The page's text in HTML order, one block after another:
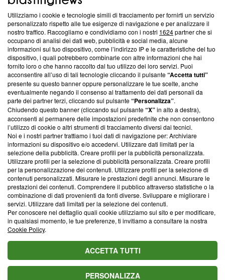
Questa sezione offre informazioni trasparenti su Blasting
News, sui nostri processi editoriali e su come ci impegniamo a
creare news di qualità. Inoltre, afferma la nostra aderenza a
‘Trust Project - News with Integrity’Blasting News non è
ancora membro del programma, ma ha richiesto di farne
parte; Trust Project non ha ancora effettuato una verifica di
conformità agli standard.
Su di noi
Team editoriale
Corporate
Redazione
Informativa Privacy
Cookie Policy
Blasting SA, IDI CHE-247.845.224, Via Carlo Frasca, 3 - 6900
Lugano (Svizzera) Tel:+39 0690258937
© 2026 Blasting News
Utilizziamo i cookie e tecnologie simili di tracciamento per fornirti un servizio
personalizzato rispetto alle tue esigenze di navigazione e per analizzare il
nostro traffico. Raccogliamo e condividiamo con i nostri 1624partner che si
occupano di analisi dei dati web, pubblicità e social media, alcune
informazioni sul tuo dispositivo, come l’indirizzo IP e le caratteristiche del tuo
dispositivo, i quali potrebbero combinarle con altre informazioni che hai
fornito loro o che hanno raccolto dal tuo utilizzo dei loro servizi. Puoi
acconsentire all’uso di tali tecnologie cliccando il pulsante“Accetta tutti”
presente su questo banner oppure personalizzare le tue scelte, anche
eventualmente negando il consenso al trattamento dei dati personali da
parte dei partner terzi, cliccando sul pulsante“Personalizza”.
Chiudendo questo banner (cliccando sul pulsante“X”in alto a destra),
acconsenti al permanere delle impostazioni predefinite che non consentono
l’utilizzo di cookie o altri strumenti di tracciamento diversi dai tecnici.
Noi e i nostri partner trattiamo i tuoi dati di navigazione per: Archiviare
informazioni su dispositivo e/o accedervi. Utilizzare dati limitati per la
selezione della pubblicità. Creare profili per la pubblicità personalizzata.
Utilizzare profili per la selezione di pubblicità personalizzata. Creare profili
per la personalizzazione dei contenuti. Utilizzare profili per la selezione di
contenuti personalizzati. Misurare le prestazioni degli annunci. Misurare le
prestazioni dei contenuti. Comprendere il pubblico attraverso statistiche o la
combinazione di dati provenienti da fonti diverse. Sviluppare e migliorare i
servizi. Utilizzare dati limitati per la selezione dei contenuti.
Per conoscere nel dettaglio quali cookie utilizziamo sul sito e per modificare,
in qualsiasi momento, le tue preferenze, ti invitiamo a consultare la nostra
Cookie Policy.
ACCETTA TUTTI
PERSONALIZZA